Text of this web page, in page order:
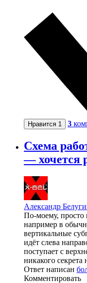
Нравится 1 3
Схема
— хочется
Александр
По-моему, просто
например в
вертикальные
идёт слева
поступает с
никакого секрета
Ответ написан
Комментировать